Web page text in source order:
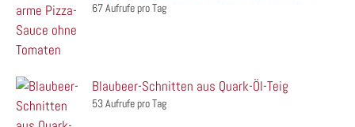
67 Aufrufe pro Tag
Blaubeer-Schnitten aus Quark-Öl-Teig
53 Aufrufe pro Tag